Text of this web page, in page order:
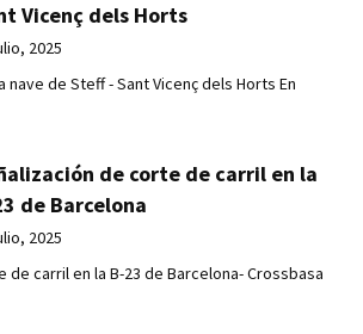
Vicenç dels Horts
2025
nave de Steff - Sant Vicenç dels Horts En
de corte de carril en la
de Barcelona
2025
de carril en la B-23 de Barcelona- Crossbasa